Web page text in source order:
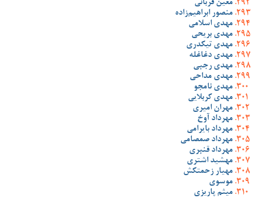
معین قربانی
منصور ابراهیم‌زاده
مهدی اسلامی
مهدی بریحی
مهدی تیکدری
مهدی دغاغله
مهدی رجبی
مهدی مداحی
مهدی نامجو
مهدی کربلایی
مهران امیری
مهرداد آوخ
مهرداد بایرامی
مهرداد صمصامی
مهرداد قنبری
مهشید اشتری
مهیار زحمتکش
موسوی
میثم پاریزی